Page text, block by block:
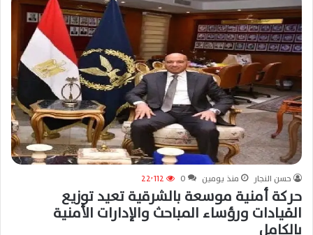
حسن النجار منذ يومين 0 22٬112
حركة أمنية موسعة بالشرقية تعيد توزيع
القيادات ورؤساء المباحث والإدارات الأمنية
بالكامل